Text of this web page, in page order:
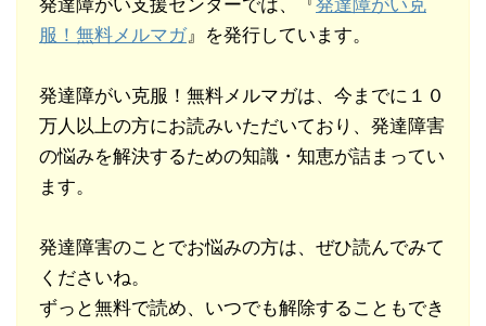
発達障がい支援センターでは、『 発達障がい克
服！無料メルマガ』を発行しています。
発達障がい克服！無料メルマガは、今までに１０
万人以上の方にお読みいただいており、発達障害
の悩みを解決するための知識・知恵が詰まってい
ます。
発達障害のことでお悩みの方は、ぜひ読んでみて
くださいね。
ずっと無料で読め、いつでも解除することもでき